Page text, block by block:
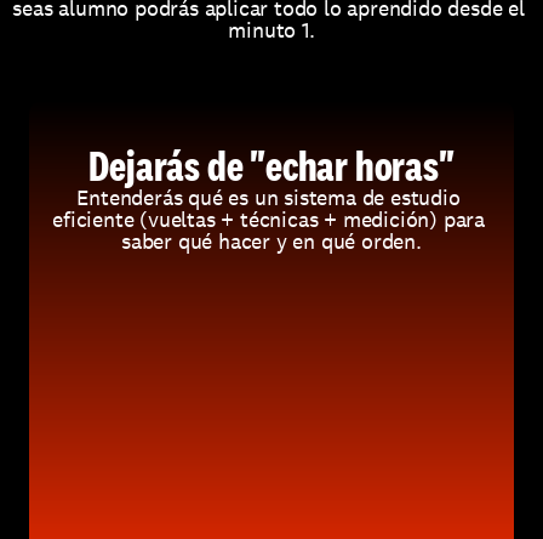
seas alumno podrás aplicar todo lo aprendido desde el
minuto 1.
Dejarás de "echar horas"
Entenderás qué es un sistema de estudio
eficiente (vueltas + técnicas + medición) para
saber qué hacer y en qué orden.